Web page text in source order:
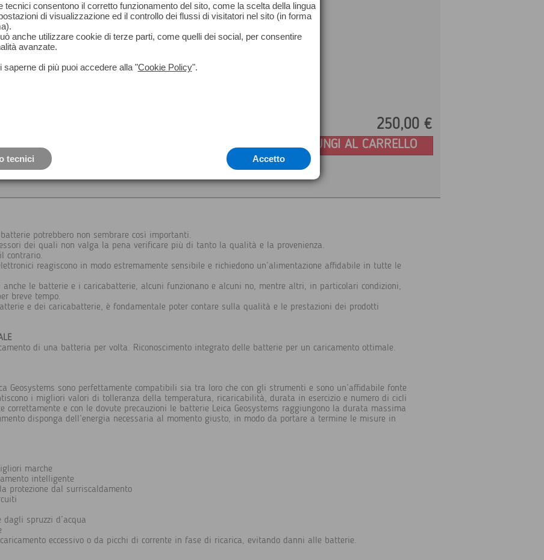
● GEB171 tempo di ricarica 7 - 9 ore
Batterie con connettore a 5 pin
● GEB70
250,00 €
AGGIUNGI AL CARRELLO
potrebbero non sembrare così importanti.
dei quali non valga la pena verificare più di tanto la qualità e la provenienza.
contrario.
reagiscono in modo estremamente sensibile e richiedono un’alimentazione affidabile in tutte le
anche le batterie e i caricabatterie, alcuni funzionano e alcuni no, mentre altri, in particolari condizioni,
breve tempo.
e dei caricabatterie, è fondamentale poter contare sulla qualità e le prestazioni dei prodotti
di una batteria per volta. Riconoscimento integrato delle batterie per un caricamento ottimale.
Geosystems sono perfettamente compatibili sia tra loro che con gli strumenti e sono un’affidabile fonte
i migliori valori di tolleranza della temperatura, ricaricabilità, durata in esercizio e numero di cicli
correttamente e con le dovute precauzioni le batterie Leica Geosystems raggiungono la durata massima
disponga dell’energia necessaria al momento giusto, in modo da portare a termine le misure in
marche
intelligente
protezione dal surriscaldamento
spruzzi d’acqua
eccessivo o da picchi di corrente in fase di ricarica, evitando danni alle batterie.
tecnici consentono il corretto funzionamento del sito, come la scelta della lingua
di visualizzazione ed il controllo dei flussi di visitatori nel sito (in forma
anche utilizzare cookie di terze parti, come quelli dei social, per consentire
avanzate.
saperne di più puoi accedere alla "Cookie Policy".
tecnici Accetto